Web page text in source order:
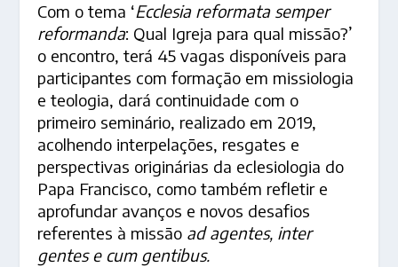
Com o tema ‘Ecclesia reformata semper
reformanda: Qual Igreja para qual missão?’
o encontro, terá 45 vagas disponíveis para
participantes com formação em missiologia
e teologia, dará continuidade com o
primeiro seminário, realizado em 2019,
acolhendo interpelações, resgates e
perspectivas originárias da eclesiologia do
Papa Francisco, como também refletir e
aprofundar avanços e novos desafios
referentes à missão ad agentes, inter
gentes e cum gentibus.